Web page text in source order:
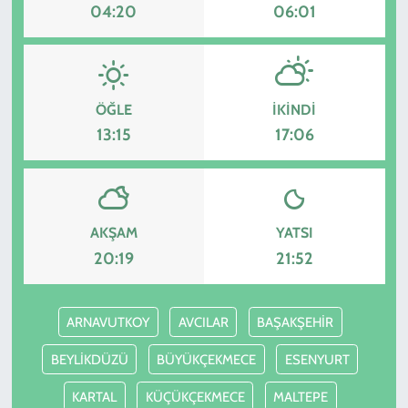
04:20 06:01
ÖĞLE
13:15
İKINDI
17:06
AKŞAM
20:19
YATSI
21:52
ARNAVUTKOY AVCILAR BAŞAKŞEHİR
BEYLİKDÜZÜ BÜYÜKÇEKMECE ESENYURT
KARTAL KÜÇÜKÇEKMECE MALTEPE